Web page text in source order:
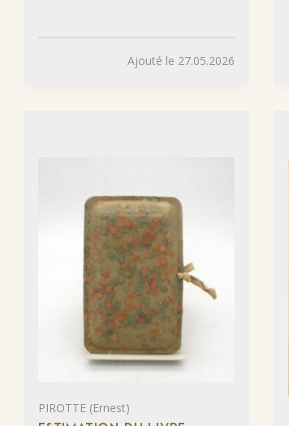
Ajouté le 27.05.2026
PIROTTE (Ernest)